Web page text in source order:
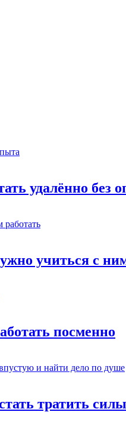
удалённо без
учиться с
посменно
тратить